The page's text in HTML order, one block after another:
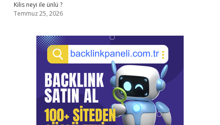
Kilis neyi ile ünlü ?
Temmuz 25, 2026